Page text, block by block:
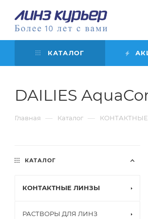
КАТАЛОГ
DAILIES
Главная — Каталог —
КАТАЛОГ
КОНТАКТНЫЕ ЛИНЗЫ
РАСТВОРЫ ДЛЯ ЛИНЗ